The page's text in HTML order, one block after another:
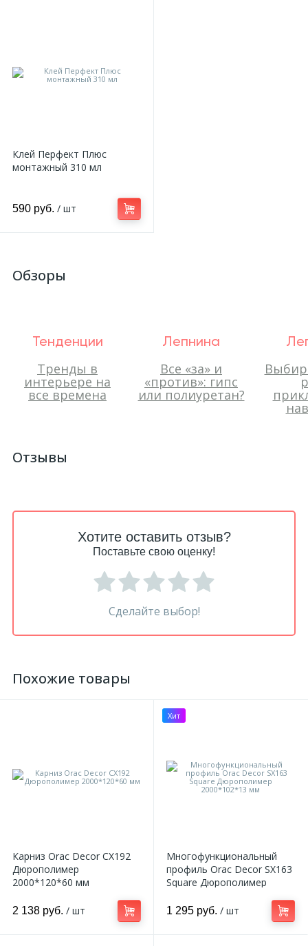
Клей Перфект Плюс
монтажный 310 мл
590 руб. / шт
Обзоры
Тенденции
Тренды в
интерьере на
все времена
Лепнина
Все «за» и
«против»: гипс
или полиуретан?
Отзывы
Хотите оставить отзыв?
Поставьте свою оценку!
Сделайте выбор!
Похожие товары
Карниз Orac Decor CX192
Дюрополимер
2000*120*60 мм
2 138 руб. / шт
Хит
Многофункциональный
профиль Orac Decor SX163
Square Дюрополимер
1 295 руб. / шт